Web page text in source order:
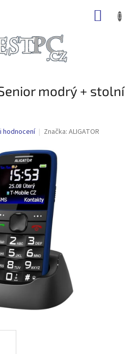
modrý + stolní
hodnocení Značka: ALIGATOR